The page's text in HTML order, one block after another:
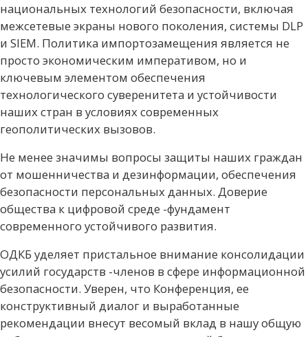
национальных технологий безопасности, включая
межсетевые экраны нового поколения, системы DLP
и SIEM. Политика импортозамещения является не
просто экономическим императивом, но и
ключевым элементом обеспечения
технологического суверенитета и устойчивости
наших стран в условиях современных
геополитических вызовов.
Не менее значимы вопросы защиты наших граждан
от мошенничества и дезинформации, обеспечения
безопасности персональных данных. Доверие
общества к цифровой среде -фундамент
современного устойчивого развития.
ОДКБ уделяет пристальное внимание консолидации
усилий государств -членов в сфере информационной
безопасности. Уверен, что Конференция, ее
конструктивный диалог и выработанные
рекомендации внесут весомый вклад в нашу общую